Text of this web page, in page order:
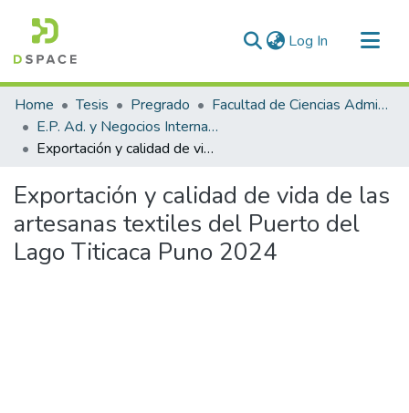
Log In (current)
Communities & Collections
All of DSpace
Statistics
Home Tesis Pregrado
Facultad de Ciencias Administrativas
E.P. Ad. y Negocios Internacionales
Exportación y calidad de vida de las artesanas textiles del Puerto del Lago Titicaca Puno 2024
Exportación y calidad de vida de las
artesanas textiles del Puerto del
Lago Titicaca Puno 2024